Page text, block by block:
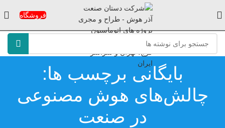
فروشگاه
بایگانی برچسب ها:
چالش‌های هوش مصنوعی
در صنعت